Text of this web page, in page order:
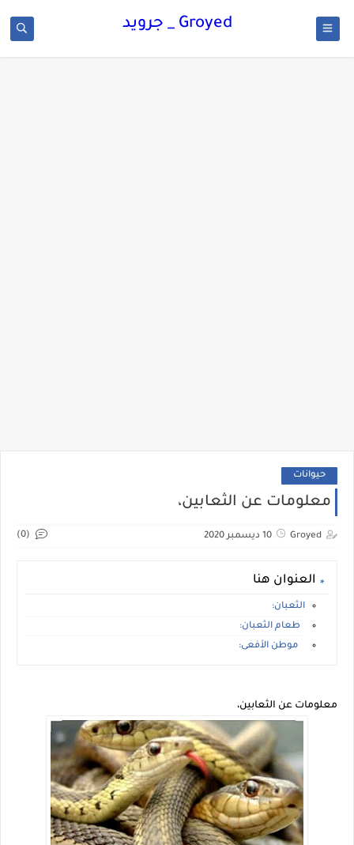
Groyed _ جرويد
حيوانات
معلومات عن الثعابين،
Groyed 10 ديسمبر 2020 (0)
العنوان هنا
الثعبان:
طعام الثعبان:
موطن الأفعى:
معلومات عن الثعابين،